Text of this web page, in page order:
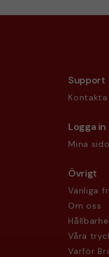
Support
Kontakta
Logga in
Mina
Övrigt
Vanliga
Om oss
Våra
Varför